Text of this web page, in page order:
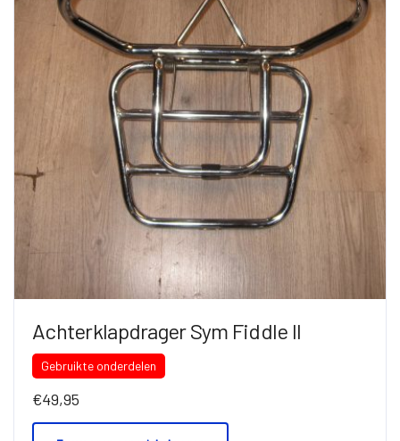
Achterklapdrager Sym Fiddle II
Gebruikte onderdelen
€49,95